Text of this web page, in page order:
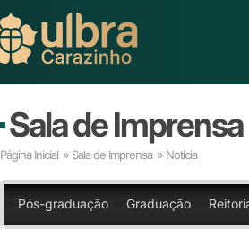
Sala de Imprensa
Página Inicial » Sala de Imprensa » Notícia
Pós-graduação Graduação